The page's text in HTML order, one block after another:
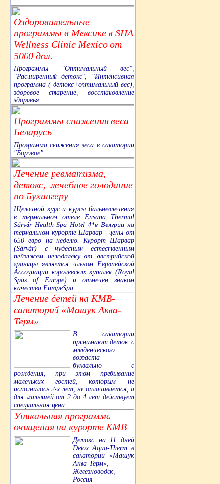
Оздоровительные
программы в Мексике в SHA
Wellness Clinic Mexico от
5000 дол.
Программы "Оптимальный вес",
"Расширенный детокс", "Интенсивная
программа ( детокс+оптимальный вес),
здоровое старение, восстановление
здоровья
Программы снижения веса
Беларусь
Программа снижения веса в санатории
"Боровое"
Лечение ревматизма,
детокс, лечебное голодание
по Бухингеру
Щелочной курс и курсы бальнеолечения
в термальном отеле Ensana Thermal
Sárvár Health Spa Hotel 4*в Венгрии на
термальном курорте Шарвар - цены от
650 евро на неделю. Курорт Шарвар
(Sárvár) с чудесным естественным
пейзажем неподалеку от австрийской
границы является членом Европейской
Ассоциации королевских купален (Royal
Spas of Europe) и отмечен знаком
качества EuropeSpa.
Лечение детей на КМВ-
санаторий «Машук Аква-
Терм»
В санатории
принимают деток с
младенческого
возраста –
буквально с
рождения, при этом пребывание
маленьких гостей, которым не
исполнилось 2-х лет, не оплачивается, а
для малышей от 2 до 4 лет действует
специальная цена .
Уникальная программа
очищения на курорте КМВ
Детокс на 11 дней
Detox Aqua-Therm в
санатории «Машук
Аква-Терм»,
Железноводск,
Россия